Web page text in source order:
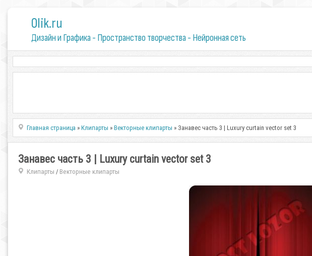
0lik.ru
Дизайн и Графика - Пространство творчества - Нейронная сеть
Главная страница »Клипарты »Векторные клипарты » Занавес часть 3 | Luxury curtain vector set 3
Занавес часть 3 | Luxury curtain vector set 3
Клипарты / Векторные клипарты